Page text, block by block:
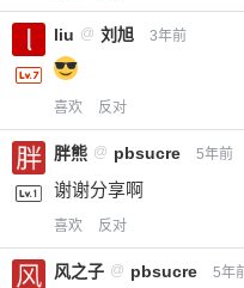
liu @ 刘旭 3年前
喜欢 反对
胖熊 @ pbsucre 5年前
谢谢分享啊
喜欢 反对
风之子 @ pbsucre 5年